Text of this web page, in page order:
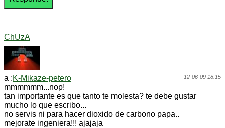
ChUzA
12-06-09 18:15
a :K-Mikaze-petero
mmmmmm...nop!
tan importante es que tanto te molesta? te debe gustar
mucho lo que escribo...
no servis ni para hacer dioxido de carbono papa..
mejorate ingeniera!!! ajajaja